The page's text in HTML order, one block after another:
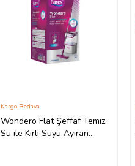
Wondero Flat Şeffaf Temiz
Su ile Kirli Suyu Ayıran
Kargo Bedava